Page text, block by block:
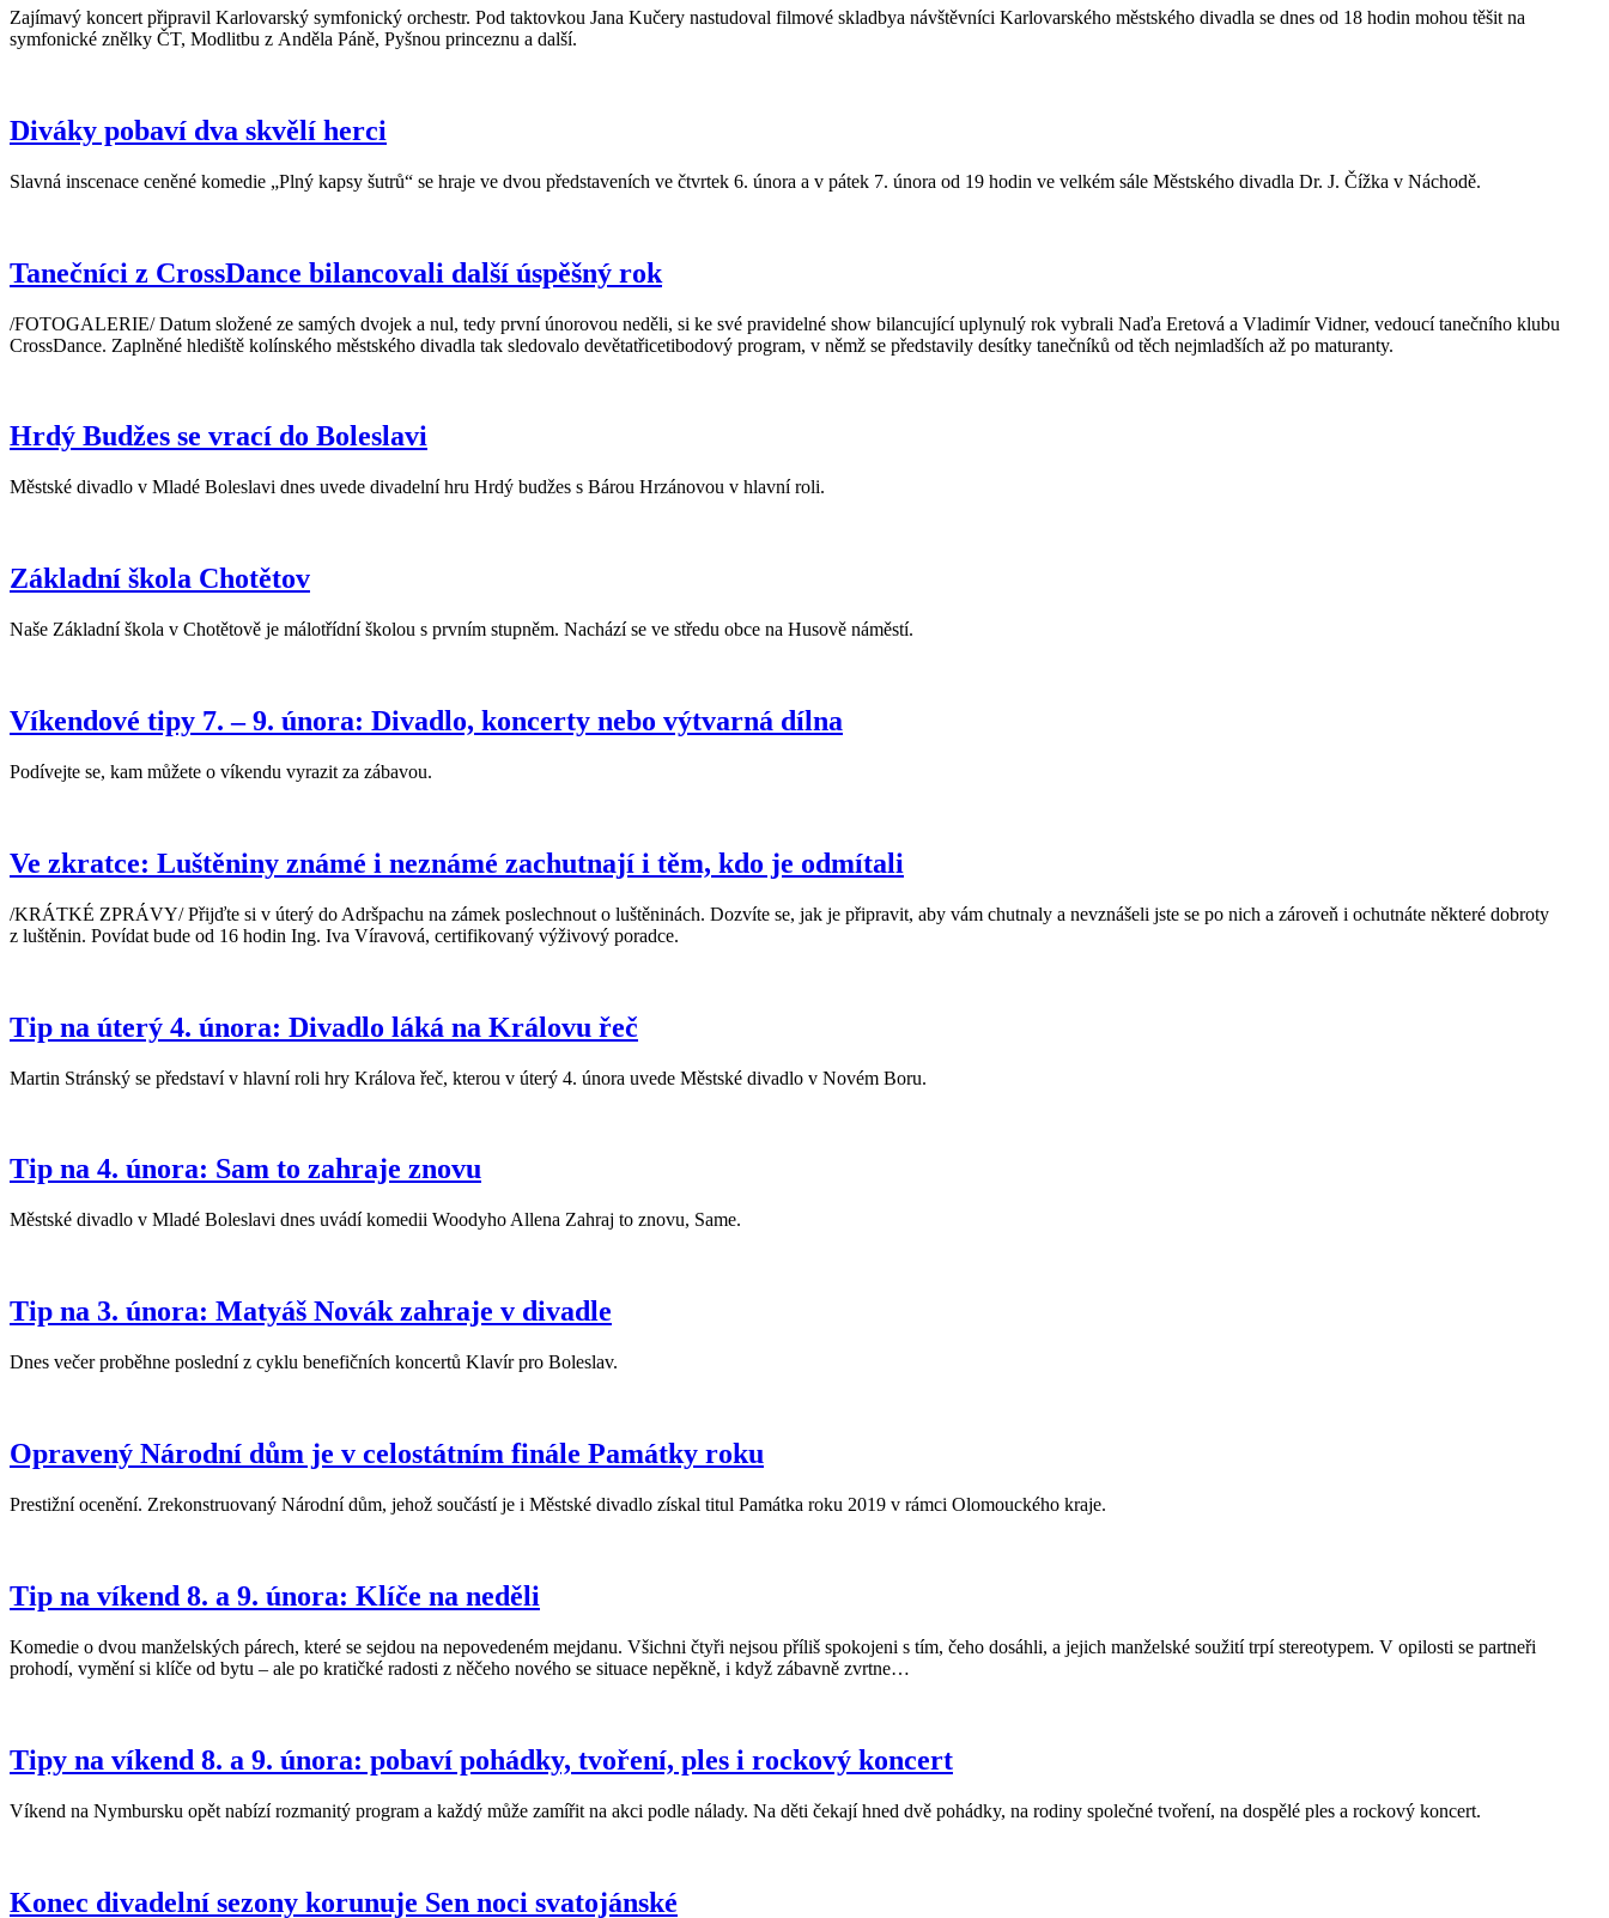
Zajímavý koncert připravil Karlovarský symfonický orchestr. Pod taktovkou Jana Kučery nastudoval filmové skladbya návštěvníci Karlovarského městského divadla se dnes od 18 hodin mohou těšit na
symfonické znělky ČT, Modlitbu z Anděla Páně, Pyšnou princeznu a další.
Diváky pobaví dva skvělí herci
Slavná inscenace ceněné komedie „Plný kapsy šutrů“ se hraje ve dvou představeních ve čtvrtek 6. února a v pátek 7. února od 19 hodin ve velkém sále Městského divadla Dr. J. Čížka v Náchodě.
Tanečníci z CrossDance bilancovali další úspěšný rok
/FOTOGALERIE/ Datum složené ze samých dvojek a nul, tedy první únorovou neděli, si ke své pravidelné show bilancující uplynulý rok vybrali Naďa Eretová a Vladimír Vidner, vedoucí tanečního klubu
CrossDance. Zaplněné hlediště kolínského městského divadla tak sledovalo devětatřicetibodový program, v němž se představily desítky tanečníků od těch nejmladších až po maturanty.
Hrdý Budžes se vrací do Boleslavi
Městské divadlo v Mladé Boleslavi dnes uvede divadelní hru Hrdý budžes s Bárou Hrzánovou v hlavní roli.
Základní škola Chotětov
Naše Základní škola v Chotětově je málotřídní školou s prvním stupněm. Nachází se ve středu obce na Husově náměstí.
Víkendové tipy 7. – 9. února: Divadlo, koncerty nebo výtvarná dílna
Podívejte se, kam můžete o víkendu vyrazit za zábavou.
Ve zkratce: Luštěniny známé i neznámé zachutnají i těm, kdo je odmítali
/KRÁTKÉ ZPRÁVY/ Přijďte si v úterý do Adršpachu na zámek poslechnout o luštěninách. Dozvíte se, jak je připravit, aby vám chutnaly a nevznášeli jste se po nich a zároveň i ochutnáte některé dobroty
z luštěnin. Povídat bude od 16 hodin Ing. Iva Víravová, certifikovaný výživový poradce.
Tip na úterý 4. února: Divadlo láká na Královu řeč
Martin Stránský se představí v hlavní roli hry Králova řeč, kterou v úterý 4. února uvede Městské divadlo v Novém Boru.
Tip na 4. února: Sam to zahraje znovu
Městské divadlo v Mladé Boleslavi dnes uvádí komedii Woodyho Allena Zahraj to znovu, Same.
Tip na 3. února: Matyáš Novák zahraje v divadle
Dnes večer proběhne poslední z cyklu benefičních koncertů Klavír pro Boleslav.
Opravený Národní dům je v celostátním finále Památky roku
Prestižní ocenění. Zrekonstruovaný Národní dům, jehož součástí je i Městské divadlo získal titul Památka roku 2019 v rámci Olomouckého kraje.
Tip na víkend 8. a 9. února: Klíče na neděli
Komedie o dvou manželských párech, které se sejdou na nepovedeném mejdanu. Všichni čtyři nejsou příliš spokojeni s tím, čeho dosáhli, a jejich manželské soužití trpí stereotypem. V opilosti se partneři
prohodí, vymění si klíče od bytu – ale po kratičké radosti z něčeho nového se situace nepěkně, i když zábavně zvrtne…
Tipy na víkend 8. a 9. února: pobaví pohádky, tvoření, ples i rockový koncert
Víkend na Nymbursku opět nabízí rozmanitý program a každý může zamířit na akci podle nálady. Na děti čekají hned dvě pohádky, na rodiny společné tvoření, na dospělé ples a rockový koncert.
Konec divadelní sezony korunuje Sen noci svatojánské